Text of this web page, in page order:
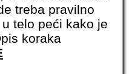
treba pravilno
telo peći kako je
koraka